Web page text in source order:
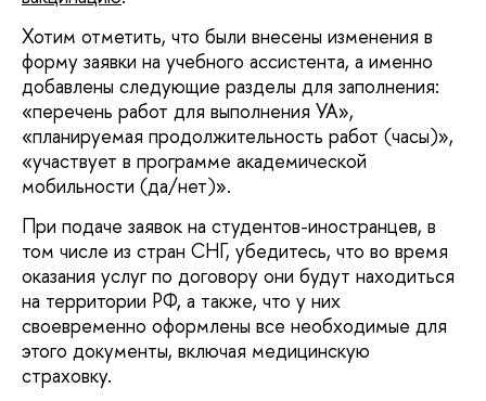
Хотим отметить, что были внесены изменения в
форму заявки на учебного ассистента, а именно
добавлены следующие разделы для заполнения:
«перечень работ для выполнения УА»,
«планируемая продолжительность работ (часы)»,
«участвует в программе академической
мобильности (да/нет)».
При подаче заявок на студентов-иностранцев, в
том числе из стран СНГ, убедитесь, что во время
оказания услуг по договору они будут находиться
на территории РФ, а также, что у них
своевременно оформлены все необходимые для
этого документы, включая медицинскую
страховку.